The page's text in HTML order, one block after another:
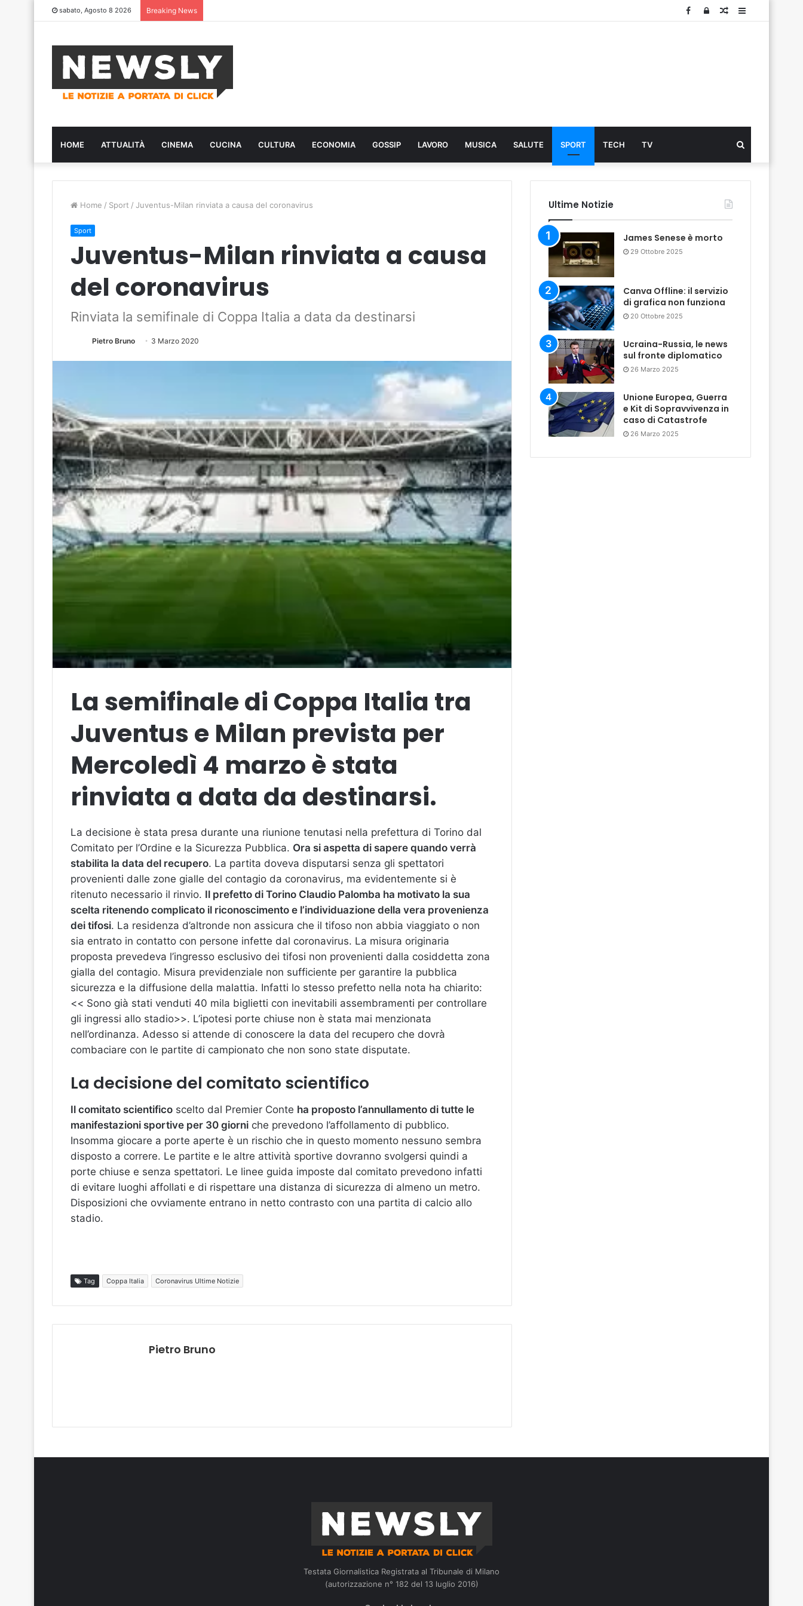
sabato, Agosto 8 2026 Breaking News Sidebar
Articolo
Log
Facebook
HOME ATTUALITÀ CINEMA CUCINA CULTURA ECONOMIA GOSSIP LAVORO MUSICA SALUTE SPORT TECH TV
...
Home / Sport / Juventus-Milan rinviata a causa del coronavirus
Sport
Juventus-Milan rinviata a causa
del coronavirus
Rinviata la semifinale di Coppa Italia a data da destinarsi
Pietro Bruno 3 Marzo 2020
La semifinale di Coppa Italia tra
Juventus e Milan prevista per
Mercoledì 4 marzo è stata
rinviata a data da destinarsi.
La decisione è stata presa durante una riunione tenutasi nella prefettura di Torino dal
Comitato per l’Ordine e la Sicurezza Pubblica. Ora si aspetta di sapere quando verrà
stabilita la data del recupero. La partita doveva disputarsi senza gli spettatori
provenienti dalle zone gialle del contagio da coronavirus, ma evidentemente si è
ritenuto necessario il rinvio. Il prefetto di Torino Claudio Palomba ha motivato la sua
scelta ritenendo complicato il riconoscimento e l’individuazione della vera provenienza
dei tifosi. La residenza d’altronde non assicura che il tifoso non abbia viaggiato o non
sia entrato in contatto con persone infette dal coronavirus. La misura originaria
proposta prevedeva l’ingresso esclusivo dei tifosi non provenienti dalla cosiddetta zona
gialla del contagio. Misura previdenziale non sufficiente per garantire la pubblica
sicurezza e la diffusione della malattia. Infatti lo stesso prefetto nella nota ha chiarito:
<< Sono già stati venduti 40 mila biglietti con inevitabili assembramenti per controllare
gli ingressi allo stadio>>. L’ipotesi porte chiuse non è stata mai menzionata
nell’ordinanza. Adesso si attende di conoscere la data del recupero che dovrà
combaciare con le partite di campionato che non sono state disputate.
La decisione del comitato scientifico
Il comitato scientifico scelto dal Premier Conte ha proposto l’annullamento di tutte le
manifestazioni sportive per 30 giorni che prevedono l’affollamento di pubblico.
Insomma giocare a porte aperte è un rischio che in questo momento nessuno sembra
disposto a correre. Le partite e le altre attività sportive dovranno svolgersi quindi a
porte chiuse e senza spettatori. Le linee guida imposte dal comitato prevedono infatti
di evitare luoghi affollati e di rispettare una distanza di sicurezza di almeno un metro.
Disposizioni che ovviamente entrano in netto contrasto con una partita di calcio allo
stadio.
Tag Coppa Italia Coronavirus Ultime Notizie
Pietro Bruno
Ultime Notizie
James Senese è morto
29 Ottobre 2025
Canva Offline: il servizio
di grafica non funziona
20 Ottobre 2025
Ucraina-Russia, le news
sul fronte diplomatico
26 Marzo 2025
Unione Europea, Guerra
e Kit di Sopravvivenza in
caso di Catastrofe
26 Marzo 2025
Testata Giornalistica Registrata al Tribunale di Milano
(autorizzazione n° 182 del 13 luglio 2016)